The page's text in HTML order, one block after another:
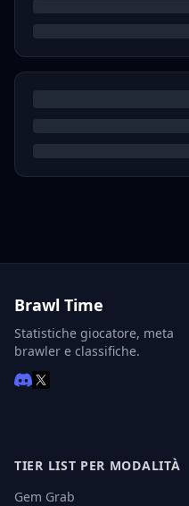
Brawl Time
Statistiche giocatore, meta
brawler e classifiche.
TIER LIST PER MODALITÀ
Gem Grab